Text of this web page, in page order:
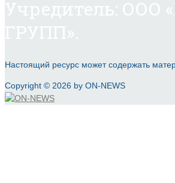
Настоящий ресурс может содержать
Copyright © 2026 by ON-NEWS